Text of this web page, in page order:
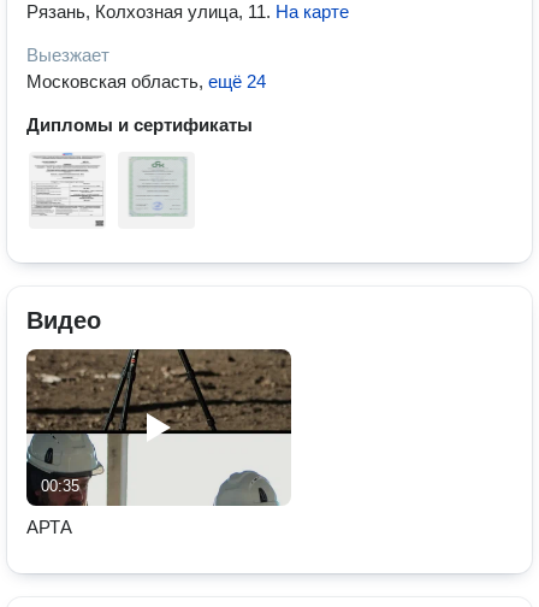
Рязань, Колхозная улица, 11. На карте
Выезжает
Московская область, ещё 24
Дипломы и сертификаты
Видео
00:35
АРТА